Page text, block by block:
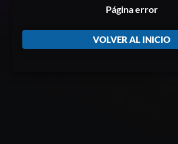
Página error
VOLVER AL INICIO